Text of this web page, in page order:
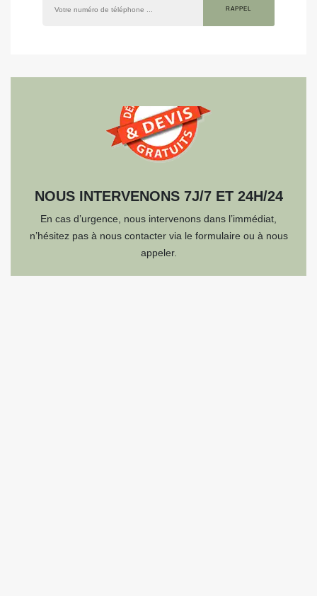
NOUS INTERVENONS 7J/7 ET 24H/24
En cas d’urgence, nous intervenons dans l’immédiat,
n’hésitez pas à nous contacter via le formulaire ou à nous
appeler.